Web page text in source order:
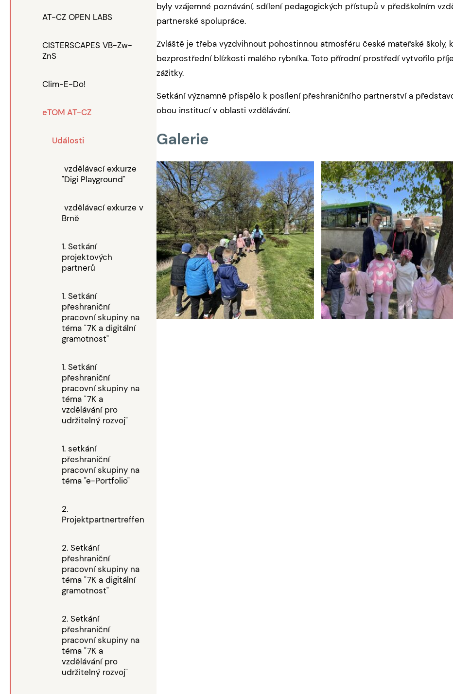
AT-CZ OPEN LABS
CISTERSCAPES VB-Zw-
ZnS
Clim-E-Do!
eTOM AT-CZ
Události
vzdělávací exkurze
"Digi Playground"
vzdělávací exkurze v
Brně
1. Setkání
projektových
partnerů
1. Setkání
přeshraniční
pracovní skupiny na
téma "7K a digitální
gramotnost"
1. Setkání
přeshraniční
pracovní skupiny na
téma "7K a
vzdělávání pro
udržitelný rozvoj"
1. setkání
přeshraniční
pracovní skupiny na
téma "e-Portfolio"
2.
Projektpartnertreffen
2. Setkání
přeshraniční
pracovní skupiny na
téma "7K a digitální
gramotnost"
2. Setkání
přeshraniční
pracovní skupiny na
téma "7K a
vzdělávání pro
udržitelný rozvoj"
byly vzájemné poznávání, sdílení pedagogických přístupů v předškolním
partnerské spolupráce.
Zvláště je třeba vyzdvihnout pohostinnou atmosféru české mateřské školy,
bezprostřední blízkosti malého rybníka. Toto přírodní prostředí vytvořilo
zážitky.
Setkání významně přispělo k posílení přeshraničního partnerství a
obou institucí v oblasti vzdělávání.
Galerie